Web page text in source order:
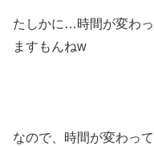
たしかに…時間が変わ
ますもんねw
なので、時間が変わっ